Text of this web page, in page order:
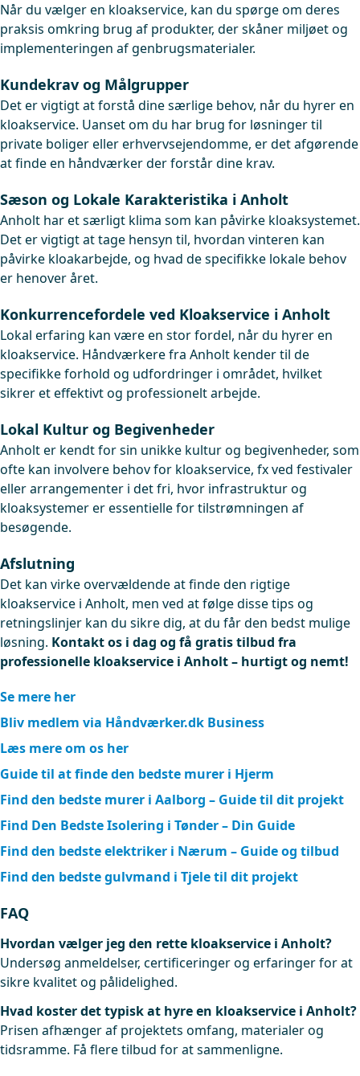
Når du vælger en kloakservice, kan du spørge om deres
praksis omkring brug af produkter, der skåner miljøet og
implementeringen af genbrugsmaterialer.
Kundekrav og Målgrupper
Det er vigtigt at forstå dine særlige behov, når du hyrer en
kloakservice. Uanset om du har brug for løsninger til
private boliger eller erhvervsejendomme, er det afgørende
at finde en håndværker der forstår dine krav.
Sæson og Lokale Karakteristika i Anholt
Anholt har et særligt klima som kan påvirke kloaksystemet.
Det er vigtigt at tage hensyn til, hvordan vinteren kan
påvirke kloakarbejde, og hvad de specifikke lokale behov
er henover året.
Konkurrencefordele ved Kloakservice i Anholt
Lokal erfaring kan være en stor fordel, når du hyrer en
kloakservice. Håndværkere fra Anholt kender til de
specifikke forhold og udfordringer i området, hvilket
sikrer et effektivt og professionelt arbejde.
Lokal Kultur og Begivenheder
Anholt er kendt for sin unikke kultur og begivenheder, som
ofte kan involvere behov for kloakservice, fx ved festivaler
eller arrangementer i det fri, hvor infrastruktur og
kloaksystemer er essentielle for tilstrømningen af
besøgende.
Afslutning
Det kan virke overvældende at finde den rigtige
kloakservice i Anholt, men ved at følge disse tips og
retningslinjer kan du sikre dig, at du får den bedst mulige
løsning. Kontakt os i dag og få gratis tilbud fra
professionelle kloakservice i Anholt – hurtigt og nemt!
Se mere her
Bliv medlem via Håndværker.dk Business
Læs mere om os her
Guide til at finde den bedste murer i Hjerm
Find den bedste murer i Aalborg – Guide til dit projekt
Find Den Bedste Isolering i Tønder – Din Guide
Find den bedste elektriker i Nærum – Guide og tilbud
Find den bedste gulvmand i Tjele til dit projekt
FAQ
Hvordan vælger jeg den rette kloakservice i Anholt?
Undersøg anmeldelser, certificeringer og erfaringer for at
sikre kvalitet og pålidelighed.
Hvad koster det typisk at hyre en kloakservice i Anholt?
Prisen afhænger af projektets omfang, materialer og
tidsramme. Få flere tilbud for at sammenligne.